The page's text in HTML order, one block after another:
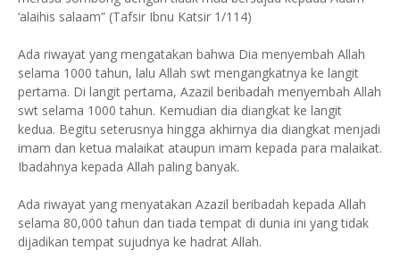
‘alaihis salaam” (Tafsir Ibnu Katsir 1/114)
Ada riwayat yang mengatakan bahwa Dia menyembah Allah
selama 1000 tahun, lalu Allah swt mengangkatnya ke langit
pertama. Di langit pertama, Azazil beribadah menyembah Allah
swt selama 1000 tahun. Kemudian dia diangkat ke langit
kedua. Begitu seterusnya hingga akhirnya dia diangkat menjadi
imam dan ketua malaikat ataupun imam kepada para malaikat.
Ibadahnya kepada Allah paling banyak.
Ada riwayat yang menyatakan Azazil beribadah kepada Allah
selama 80,000 tahun dan tiada tempat di dunia ini yang tidak
dijadikan tempat sujudnya ke hadrat Allah.